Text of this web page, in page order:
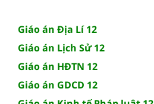
Giáo án Địa Lí 12
Giáo án Lịch Sử 12
Giáo án HĐTN 12
Giáo án GDCD 12